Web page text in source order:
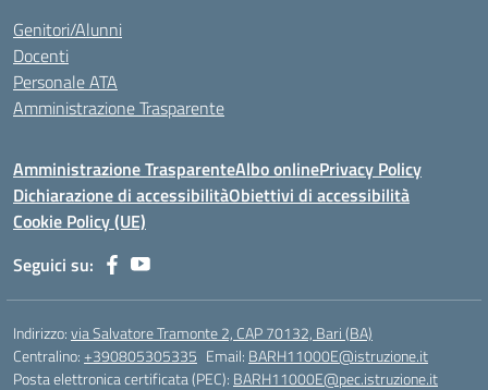
Genitori/Alunni
Docenti
Personale ATA
Amministrazione Trasparente
Amministrazione TrasparenteAlbo onlinePrivacy Policy
Dichiarazione di accessibilitàObiettivi di accessibilità
Cookie Policy (UE)
Seguici su:
Indirizzo:via Salvatore Tramonte 2, CAP 70132, Bari (BA)
Centralino:+390805305335 Email: BARH11000E@istruzione.it
Posta elettronica certificata (PEC): BARH11000E@pec.istruzione.it